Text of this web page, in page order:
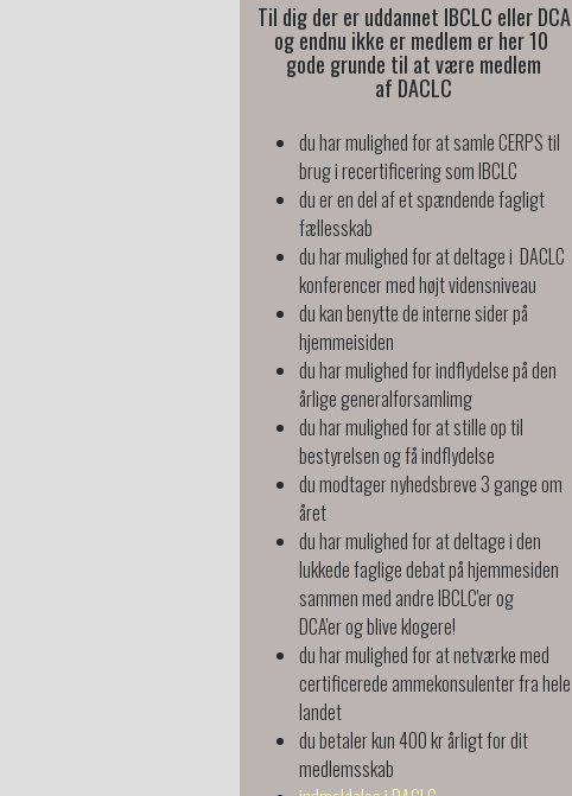
Til dig der er uddannet IBCLC eller DCA
og endnu ikke er medlem er her 10
gode grunde til at være medlem
af DACLC
du har mulighed for at samle CERPS til
brug i recertificering som IBCLC
du er en del af et spændende fagligt
fællesskab
du har mulighed for at deltage i DACLC
konferencer med højt vidensniveau
du kan benytte de interne sider på
hjemmeisiden
du har mulighed for indflydelse på den
årlige generalforsamlimg
du har mulighed for at stille op til
bestyrelsen og få indflydelse
du modtager nyhedsbreve 3 gange om
året
du har mulighed for at deltage i den
lukkede faglige debat på hjemmesiden
sammen med andre IBCLC'er og
DCA'er og blive klogere!
du har mulighed for at netværke med
certificerede ammekonsulenter fra hele
landet
du betaler kun 400 kr årligt for dit
medlemsskab